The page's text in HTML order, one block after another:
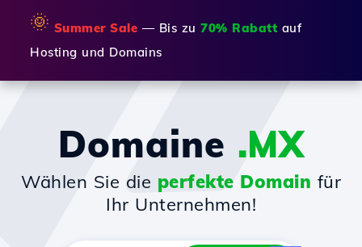
🌞 Summer Sale — Bis zu 70% Rabatt auf
Hosting und Domains
Domaine .MX
Wählen Sie die perfekte Domain für
Ihr Unternehmen!